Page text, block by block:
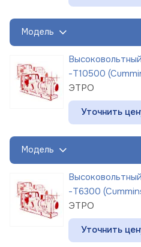
Модель
-Т10500
ЭТРО
Уточнить
Модель
-Т6300
ЭТРО
Уточнить